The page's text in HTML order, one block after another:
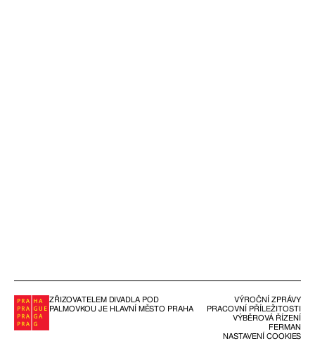
ZŘIZOVATELEM DIVADLA POD
PALMOVKOU JE HLAVNÍ MĚSTO PRAHA
VÝROČNÍ ZPRÁVY
PRACOVNÍ PŘÍLEŽITOSTI
VÝBĚROVÁ ŘÍZENÍ
FERMAN
NASTAVENÍ COOKIES